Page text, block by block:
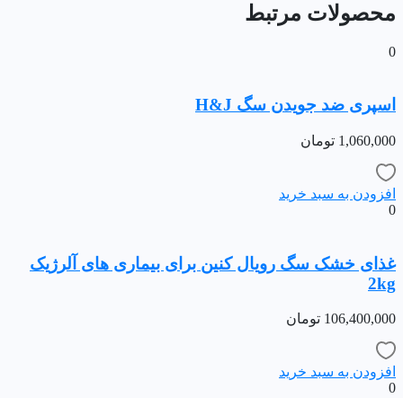
محصولات مرتبط
0
اسپری ضد جویدن سگ H&J
1,060,000 تومان
افزودن به سبد خرید
0
غذای خشک سگ رویال کنین برای بیماری های آلرژیک
2kg
106,400,000 تومان
افزودن به سبد خرید
0